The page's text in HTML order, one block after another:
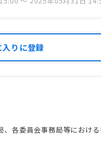
入りに登録
各委員会事務局等における